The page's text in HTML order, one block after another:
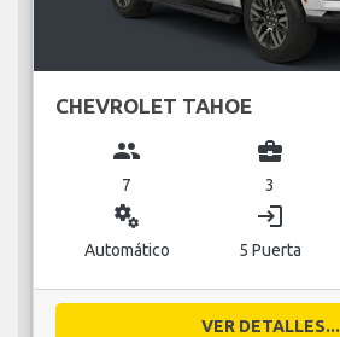
CHEVROLET TAHOE
group
7
business_center
3
miscellaneous_services
Automático
login
5 Puerta
VER DETALLES...